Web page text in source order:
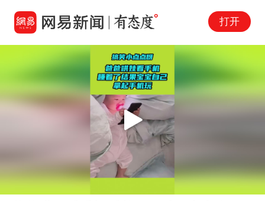
打开
Play